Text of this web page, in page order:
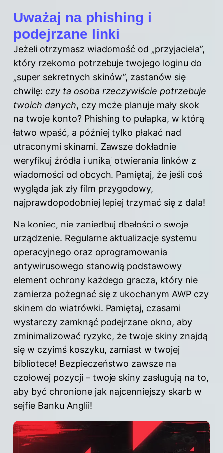
Uważaj na phishing i
podejrzane linki
Jeżeli otrzymasz wiadomość od „przyjaciela”,
który rzekomo potrzebuje twojego loginu do
„super sekretnych skinów”, zastanów się
chwilę: czy ta osoba rzeczywiście potrzebuje
twoich danych, czy może planuje mały skok
na twoje konto? Phishing to pułapka, w którą
łatwo wpaść, a później tylko płakać nad
utraconymi skinami. Zawsze dokładnie
weryfikuj źródła i unikaj otwierania linków z
wiadomości od obcych. Pamiętaj, że jeśli coś
wygląda jak zły film przygodowy,
najprawdopodobniej lepiej trzymać się z dala!
Na koniec, nie zaniedbuj dbałości o swoje
urządzenie. Regularne aktualizacje systemu
operacyjnego oraz oprogramowania
antywirusowego stanowią podstawowy
element ochrony każdego gracza, który nie
zamierza pożegnać się z ukochanym AWP czy
skinem do wiatrówki. Pamiętaj, czasami
wystarczy zamknąć podejrzane okno, aby
zminimalizować ryzyko, że twoje skiny znajdą
się w czyimś koszyku, zamiast w twojej
bibliotece! Bezpieczeństwo zawsze na
czołowej pozycji – twoje skiny zasługują na to,
aby być chronione jak najcenniejszy skarb w
sejfie Banku Anglii!